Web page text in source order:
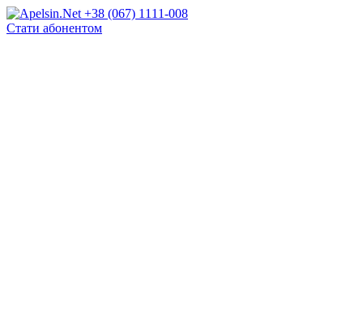
+38 (067) 1111-008
Стати абонентом